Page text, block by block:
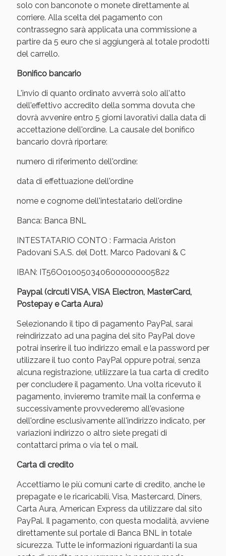
solo con banconote o monete direttamente al
corriere. Alla scelta del pagamento con
contrassegno sarà applicata una commissione a
partire da 5 euro che si aggiungerà al totale prodotti
del carrello.
Bonifico bancario
L'invio di quanto ordinato avverrà solo all'atto
dell'effettivo accredito della somma dovuta che
dovrà avvenire entro 5 giorni lavorativi dalla data di
accettazione dell'ordine. La causale del bonifico
bancario dovrà riportare:
numero di riferimento dell'ordine:
data di effettuazione dell'ordine
nome e cognome dell'intestatario dell'ordine
Banca: Banca BNL
INTESTATARIO CONTO : Farmacia Ariston
Padovani S.A.S. del Dott. Marco Padovani & C
IBAN: IT56O0100503406000000005822
Paypal (circuti VISA, VISA Electron, MasterCard,
Postepay e Carta Aura)
Selezionando il tipo di pagamento PayPal, sarai
reindirizzato ad una pagina del sito PayPal dove
potrai inserire il tuo indirizzo email e la password per
utilizzare il tuo conto PayPal oppure potrai, senza
alcuna registrazione, utilizzare la tua carta di credito
per concludere il pagamento. Una volta ricevuto il
pagamento, invieremo tramite mail la conferma e
successivamente provvederemo all'evasione
dell'ordine esclusivamente all'indirizzo indicato, per
variazioni indirizzo o altro siete pregati di
contattarci prima o via tel o mail.
Carta di credito
Accettiamo le più comuni carte di credito, anche le
prepagate e le ricaricabili, Visa, Mastercard, Diners,
Carta Aura, American Express da utilizzare dal sito
PayPal. Il pagamento, con questa modalità, avviene
direttamente sul portale di Banca BNL in totale
sicurezza. Tutte le informazioni riguardanti la sua
Benessere Intestinale: Sconto fino al 55% valido
oggi!
Scopri le offerte di Oggi